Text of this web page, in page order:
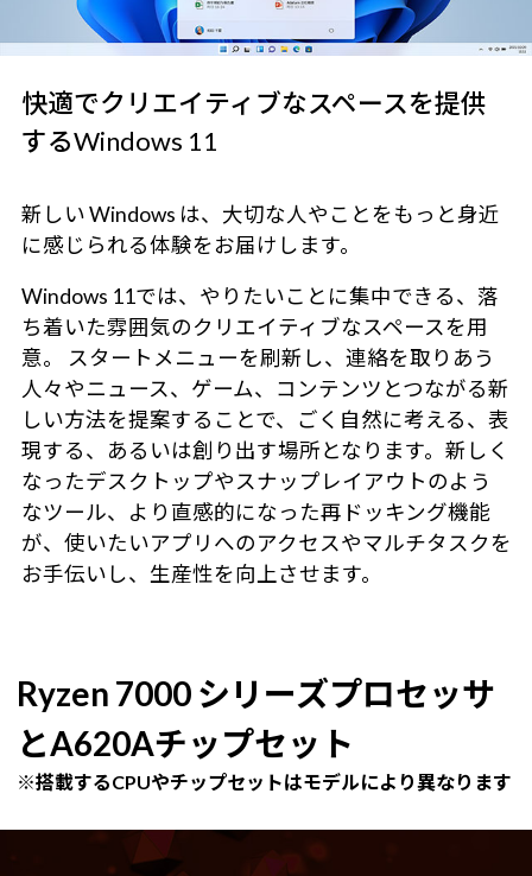
快適でクリエイティブなスペースを提供
するWindows 11
新しい Windows は、大切な人やことをもっと身近
に感じられる体験をお届けします。
Windows 11では、やりたいことに集中できる、落
ち着いた雰囲気のクリエイティブなスペースを用
意。 スタートメニューを刷新し、連絡を取りあう
人々やニュース、ゲーム、コンテンツとつながる新
しい方法を提案することで、ごく自然に考える、表
現する、あるいは創り出す場所となります。新しく
なったデスクトップやスナップレイアウトのよう
なツール、より直感的になった再ドッキング機能
が、使いたいアプリへのアクセスやマルチタスクを
お手伝いし、生産性を向上させます。
Ryzen 7000 シリーズプロセッサ
とA620Aチップセット
※搭載するCPUやチップセットはモデルにより異なります